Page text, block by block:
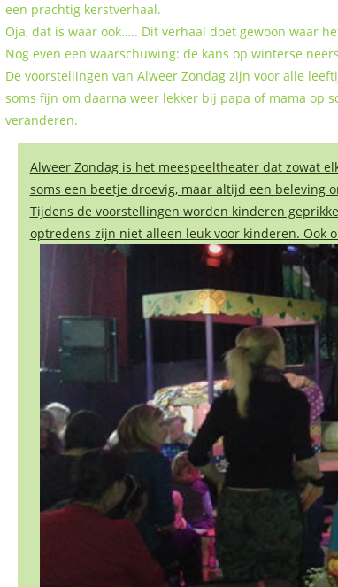
een prachtig kerstverhaal.
Oja, dat is waar ook….. Dit verhaal doet gewoon waar
Nog even een waarschuwing: de kans op winterse
De voorstellingen van Alweer Zondag zijn voor alle
soms fijn om daarna weer lekker bij papa of mama op
veranderen.
Alweer Zondag is het meespeeltheater dat zowat
soms een beetje droevig, maar altijd een beleving
Tijdens de voorstellingen worden kinderen
optredens zijn niet alleen leuk voor kinderen. Ook